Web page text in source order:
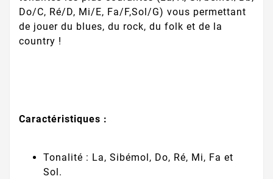
Do/C, Ré/D, Mi/E, Fa/F,Sol/G) vous permettant
de jouer du blues, du rock, du folk et de la
country !
Caractéristiques :
Tonalité : La, Sibémol, Do, Ré, Mi, Fa et
Sol.